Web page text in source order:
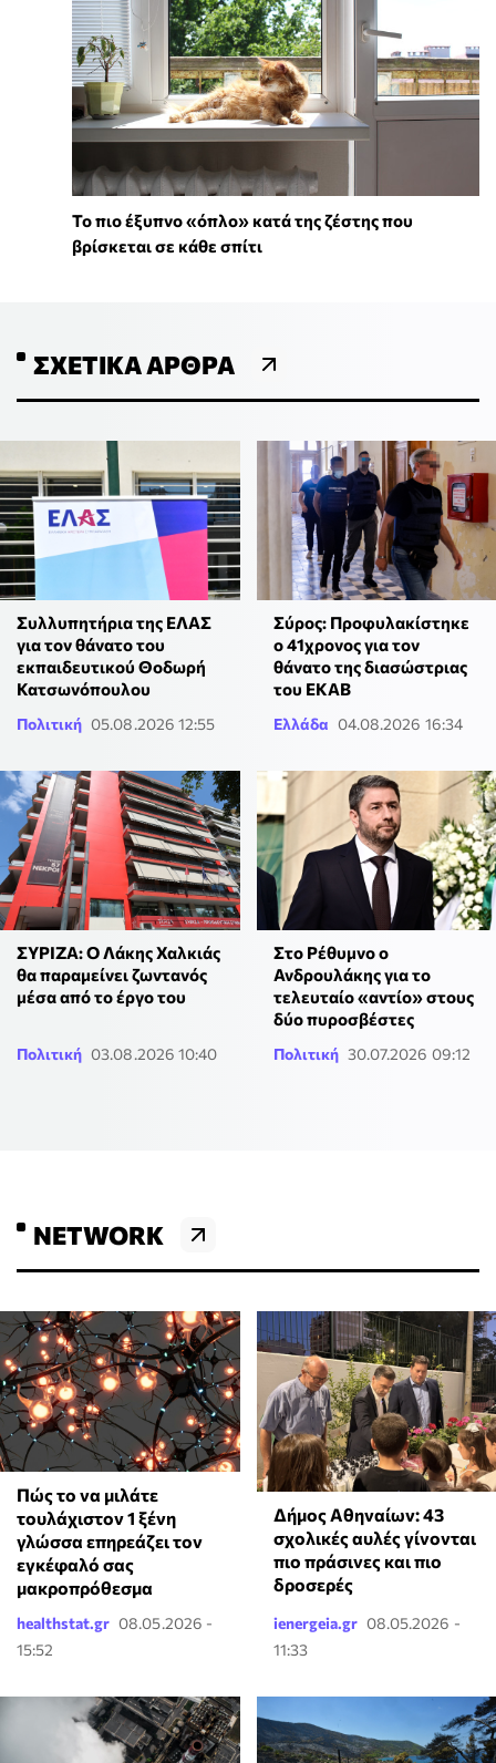
To πιο έξυπνο «όπλο» κατά της ζέστης που
βρίσκεται σε κάθε σπίτι
ΣΧΕΤΙΚΆ ΆΡΘΡΑ
Συλλυπητήρια της ΕΛΑΣ
για τον θάνατο του
εκπαιδευτικού Θοδωρή
Κατσωνόπουλου
Πολιτική 05.08.2026 12:55
Σύρος: Προφυλακίστηκε
ο 41χρονος για τον
θάνατο της διασώστριας
του ΕΚΑΒ
Ελλάδα 04.08.2026 16:34
ΣΥΡΙΖΑ: Ο Λάκης Χαλκιάς
θα παραμείνει ζωντανός
μέσα από το έργο του
Πολιτική 03.08.2026 10:40
Στο Ρέθυμνο ο
Ανδρουλάκης για το
τελευταίο «αντίο» στους
δύο πυροσβέστες
Πολιτική 30.07.2026 09:12
NETWORK
⁠Πώς το να μιλάτε
τουλάχιστον 1 ξένη
γλώσσα επηρεάζει τον
εγκέφαλό σας
μακροπρόθεσμα
healthstat.gr 08.05.2026 -
15:52
Δήμος Αθηναίων: 43
σχολικές αυλές γίνονται
πιο πράσινες και πιο
δροσερές
ienergeia.gr 08.05.2026 -
11:33